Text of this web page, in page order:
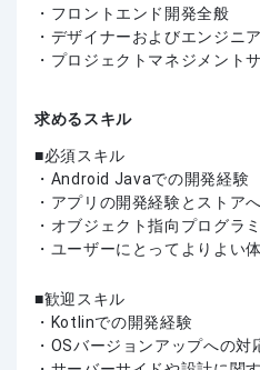
・フロントエンド開発全般
・デザイナーおよびエンジニ
・プロジェクトマネジメント
求めるスキル
必須スキル
・Android Javaでの開発経験
・アプリの開発経験とストア
・オブジェクト指向プログラ
・ユーザーにとってよりよい
歓迎スキル
・Kotlinでの開発経験
・OSバージョンアップへの対